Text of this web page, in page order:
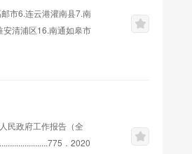
市6.连云港灌南县7.南
清浦区16.南通如皋市
新沂市35.扬州仪征市
民政府工作报告（全
．2020